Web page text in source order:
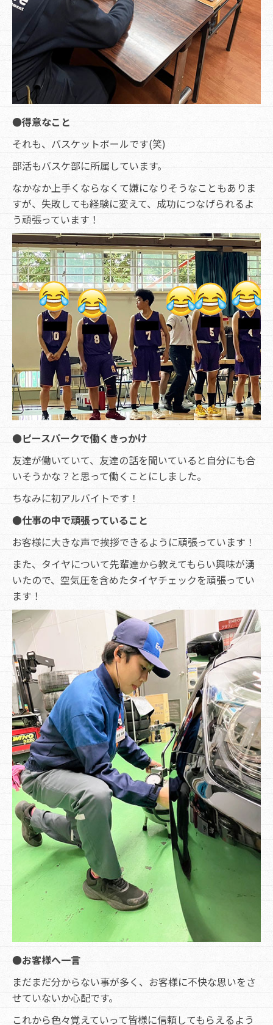
●得意なこと
それも、バスケットボールです(笑)
部活もバスケ部に所属しています。
なかなか上手くならなくて嫌になりそうなこともありま
すが、失敗しても経験に変えて、成功につなげられるよ
う頑張っています！
●ピースパークで働くきっかけ
友達が働いていて、友達の話を聞いていると自分にも合
いそうかな？と思って働くことにしました。
ちなみに初アルバイトです！
●仕事の中で頑張っていること
お客様に大きな声で挨拶できるように頑張っています！
また、タイヤについて先輩達から教えてもらい興味が湧
いたので、空気圧を含めたタイヤチェックを頑張ってい
ます！
●お客様へ一言
まだまだ分からない事が多く、お客様に不快な思いをさ
せていないか心配です。
これから色々覚えていって皆様に信頼してもらえるよう